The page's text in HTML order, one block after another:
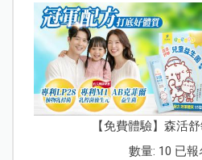
【免費體驗】森活
數量: 10 已報